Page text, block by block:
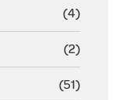
(4)
(2)
(51)